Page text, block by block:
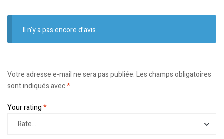
Il n’y a pas encore d’avis.
Votre adresse e-mail ne sera pas publiée.Les champs obligatoires
sont indiqués avec*
Your rating*